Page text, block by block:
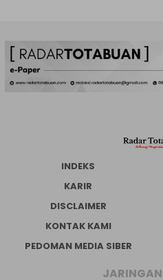
INDEKS
KARIR
DISCLAIMER
KONTAK KAMI
PEDOMAN MEDIA SIBER